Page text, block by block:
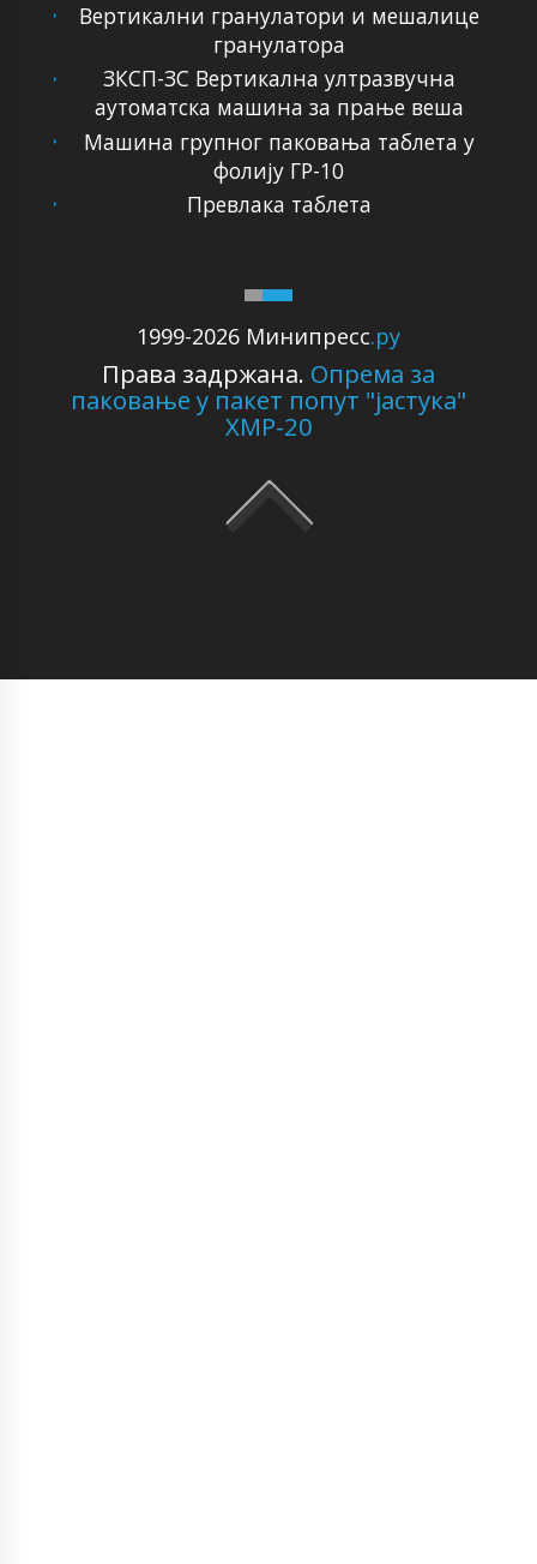
1999-2026 Минипресс.ру
Права задржана. Опрема за
паковање у пакет попут "јастука"
ХМР-20
Вертикални гранулатори и мешалице
гранулатора
ЗКСП-ЗС Вертикална ултразвучна
аутоматска машина за прање веша
Машина групног паковања таблета у
фолију ГР-10
Превлака таблета